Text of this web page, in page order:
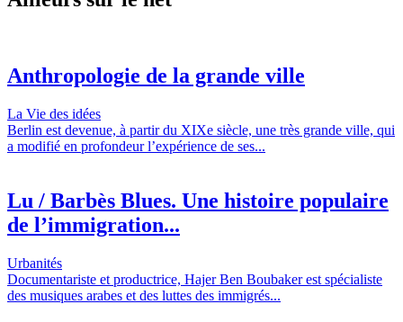
Anthropologie de la grande ville
La Vie des idées
Berlin est devenue, à partir du XIXe siècle, une très grande ville, qui
a modifié en profondeur l’expérience de ses...
Lu / Barbès Blues. Une histoire populaire
de l’immigration...
Urbanités
Documentariste et productrice, Hajer Ben Boubaker est spécialiste
des musiques arabes et des luttes des immigrés...